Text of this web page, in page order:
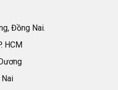
Đồng Nai.
HCM